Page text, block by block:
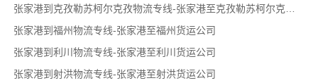
张家港到福州物流专线-张家港至福州货运公司
张家港到利川物流专线-张家港至利川货运公司
张家港到射洪物流专线-张家港至射洪货运公司